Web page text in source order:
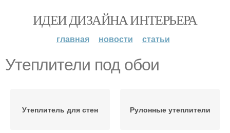
ИДЕИ ДИЗАЙНА ИНТЕРЬЕРА
главная новости статьи
Утеплители под обои
Утеплитель для стен Рулонные утеплители